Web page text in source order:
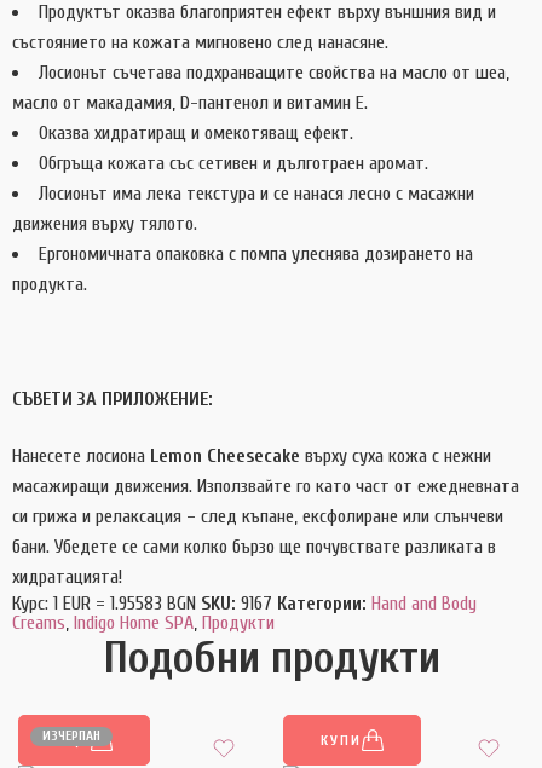
Продуктът оказва благоприятен ефект върху външния вид и
състоянието на кожата мигновено след нанасяне.
Лосионът съчетава подхранващите свойства на масло от шеа,
масло от макадамия, D-пантенол и витамин Е.
Оказва хидратиращ и омекотяващ ефект.
Обгръща кожата със сетивен и дълготраен аромат.
Лосионът има лека текстура и се нанася лесно с масажни
движения върху тялото.
Ергономичната опаковка с помпа улеснява дозирането на
продукта.
СЪВЕТИ ЗА ПРИЛОЖЕНИЕ:
Нанесете лосиона Lemon Cheesecake върху суха кожа с нежни
масажиращи движения. Използвайте го като част от ежедневната
си грижа и релаксация – след къпане, ексфолиране или слънчеви
бани. Убедете се сами колко бързо ще почувствате разликата в
хидратацията!
Курс: 1 EUR = 1.95583 BGN SKU: 9167 Категории: Hand and Body
Creams Indigo Home SPA Продукти
Подобни продукти
ИЗЧЕРПАН
ОЩЕ КУПИ